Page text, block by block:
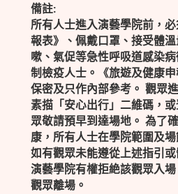
備註:
所有人士進入演藝學院前，
報表》、佩戴口罩、接受體
嗽、氣促等急性呼吸道感染
制檢疫人士。《旅遊及健康
保密及只作內部參考。 觀眾
素描「安心出行」二維碼，
眾敬請預早到達場地。 為了
康，所有人士在學院範圍及
如有觀眾未能遵從上述指引
演藝學院有權拒絶該觀眾入
觀眾離場。